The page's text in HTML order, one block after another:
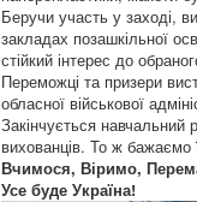
Беручи участь у заході,
закладах позашкільної
стійкий інтерес до
Переможці та призери
обласної військової
Закінчується навчальний
вихованців. То ж бажаємо
Вчимося, Віримо,
Усе буде Україна!